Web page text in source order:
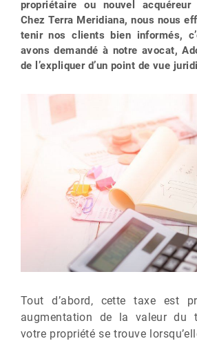
propriétaire ou nouvel
Chez Terra Meridiana, nous nous
tenir nos clients bien informés,
avons demandé à notre avocat,
de l’expliquer d’un point de vue
Tout d’abord, cette taxe est
augmentation de la valeur du
votre propriété se trouve